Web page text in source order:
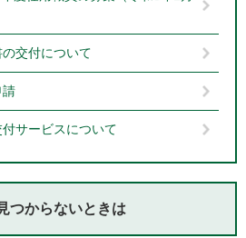
交付について
請
サービスについて
つからないときは